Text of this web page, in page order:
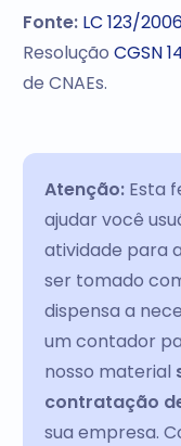
Fonte: LC 123/
ResoluçãoCGSN
de CNAEs.
Atenção:Esta
ajudar você
atividade para
ser tomado
dispensa a
um contador
nosso material
contratação
sua empresa.